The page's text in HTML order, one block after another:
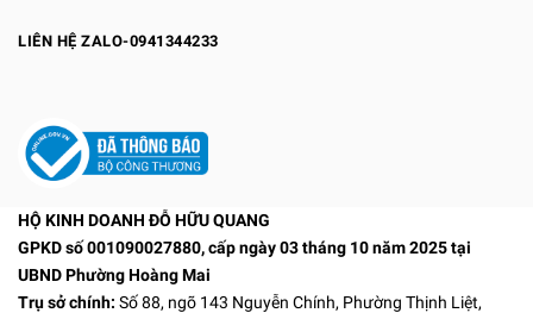
LIÊN HỆ ZALO-0941344233
HỘ KINH DOANH ĐỖ HỮU QUANG
GPKD số 001090027880, cấp ngày 03 tháng 10 năm 2025 tại
UBND Phường Hoàng Mai
Trụ sở chính: Số 88, ngõ 143 Nguyễn Chính, Phường Thịnh Liệt,